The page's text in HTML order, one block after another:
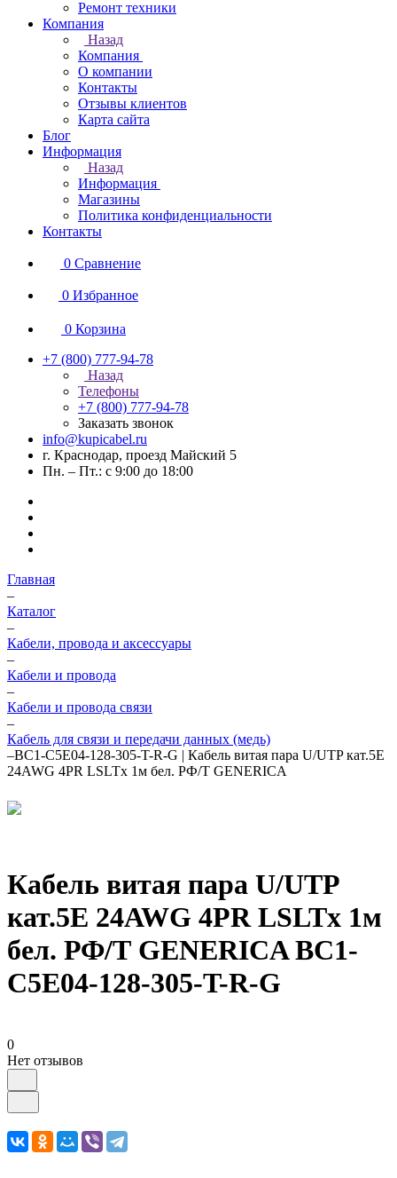
Ремонт техники
Компания
Назад
Компания
О компании
Контакты
Отзывы клиентов
Карта сайта
Блог
Информация
Назад
Информация
Магазины
Политика конфиденциальности
Контакты
0 Сравнение
0 Избранное
0 Корзина
+7 (800) 777-94-78
Назад
Телефоны
+7 (800) 777-94-78
Заказать звонок
info@kupicabel.ru
г. Краснодар, проезд Майский 5
Пн. – Пт.: с 9:00 до 18:00
Главная
–
Каталог
–
Кабели, провода и аксессуары
–
Кабели и провода
–
Кабели и провода связи
–
Кабель для связи и передачи данных (медь)
–BC1-C5E04-128-305-T-R-G | Кабель витая пара U/UTP кат.5E
24AWG 4PR LSLTx 1м бел. РФ/Т GENERICA
Кабель витая пара U/UTP
кат.5E 24AWG 4PR LSLTx 1м
бел. РФ/Т GENERICA BC1-
C5E04-128-305-T-R-G
0
Нет отзывов